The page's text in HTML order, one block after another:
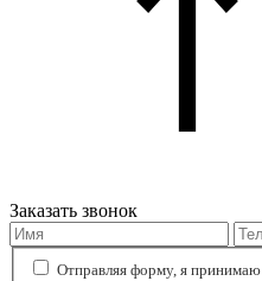
Заказать звонок
Отправляя форму, я принимаю